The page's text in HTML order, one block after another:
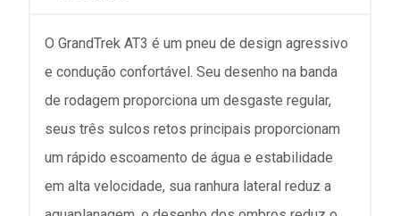
O GrandTrek AT3 é um pneu de design agressivo
e condução confortável. Seu desenho na banda
de rodagem proporciona um desgaste regular,
seus três sulcos retos principais proporcionam
um rápido escoamento de água e estabilidade
em alta velocidade, sua ranhura lateral reduz a